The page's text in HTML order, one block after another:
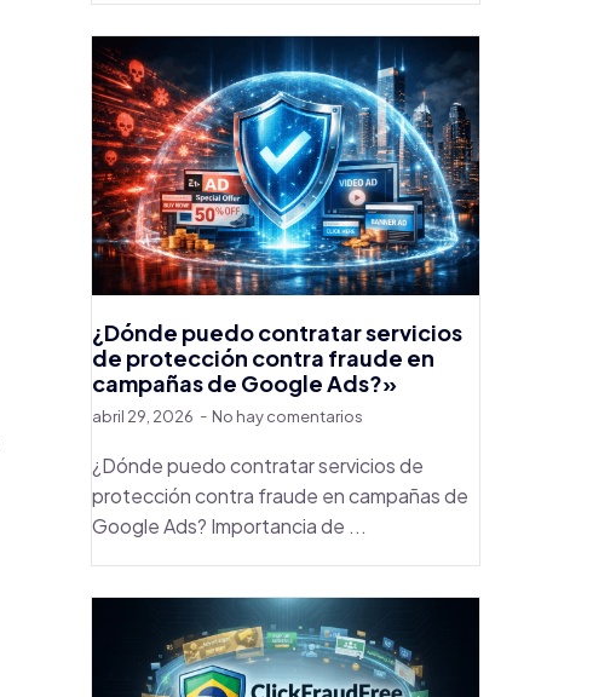
¿Dónde puedo contratar servicios
de protección contra fraude en
campañas de Google Ads?»
abril 29, 2026 No hay comentarios
¿Dónde puedo contratar servicios de
protección contra fraude en campañas de
Google Ads? Importancia de ...